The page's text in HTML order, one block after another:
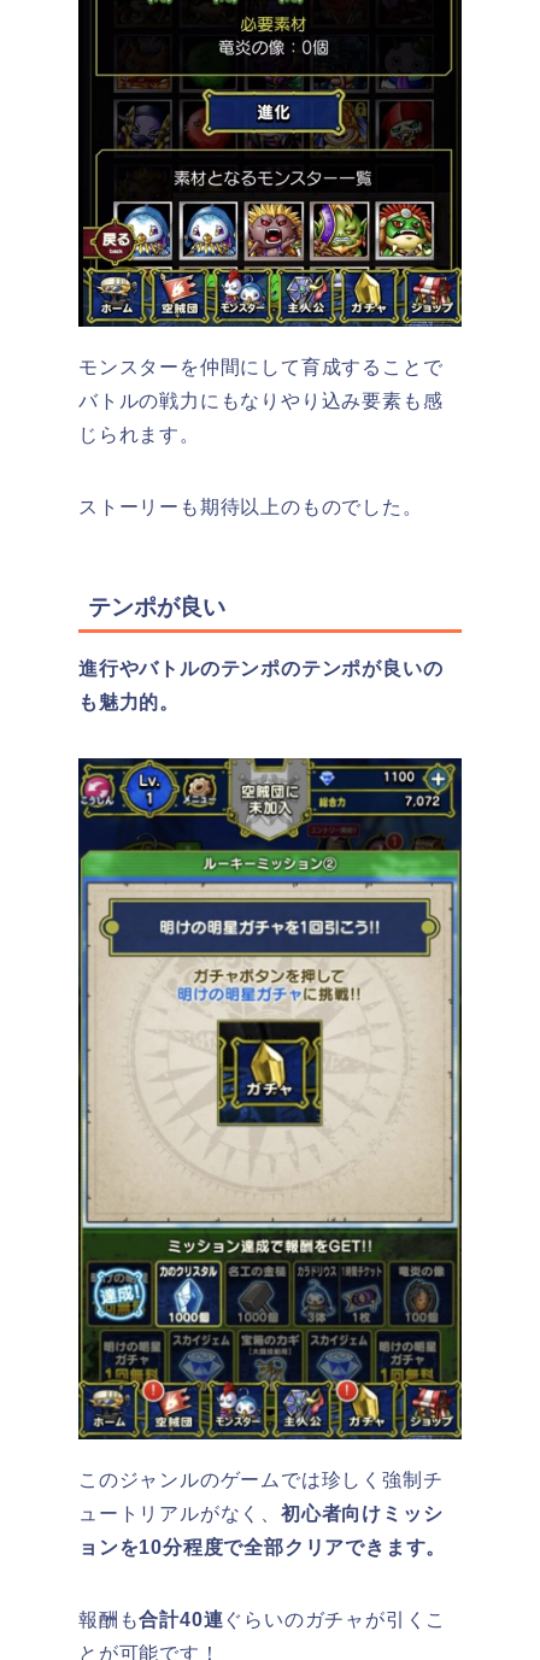
モンスターを仲間にして育成することで
バトルの戦力にもなりやり込み要素も感
じられます。
ストーリーも期待以上のものでした。
テンポが良い
進行やバトルのテンポのテンポが良いの
も魅力的。
このジャンルのゲームでは珍しく強制チ
ュートリアルがなく、初心者向けミッシ
ョンを10分程度で全部クリアできます。
報酬も合計40連ぐらいのガチャが引くこ
とが可能です！